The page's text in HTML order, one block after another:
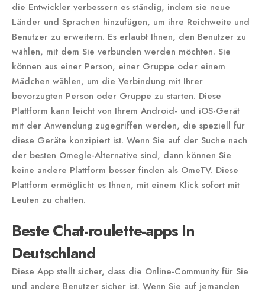
die Entwickler verbessern es ständig, indem sie neue
Länder und Sprachen hinzufügen, um ihre Reichweite und
Benutzer zu erweitern. Es erlaubt Ihnen, den Benutzer zu
wählen, mit dem Sie verbunden werden möchten. Sie
können aus einer Person, einer Gruppe oder einem
Mädchen wählen, um die Verbindung mit Ihrer
bevorzugten Person oder Gruppe zu starten. Diese
Plattform kann leicht von Ihrem Android- und iOS-Gerät
mit der Anwendung zugegriffen werden, die speziell für
diese Geräte konzipiert ist. Wenn Sie auf der Suche nach
der besten Omegle-Alternative sind, dann können Sie
keine andere Plattform besser finden als OmeTV. Diese
Plattform ermöglicht es Ihnen, mit einem Klick sofort mit
Leuten zu chatten.
Beste Chat-roulette-apps In
Deutschland
Diese App stellt sicher, dass die Online-Community für Sie
und andere Benutzer sicher ist. Wenn Sie auf jemanden